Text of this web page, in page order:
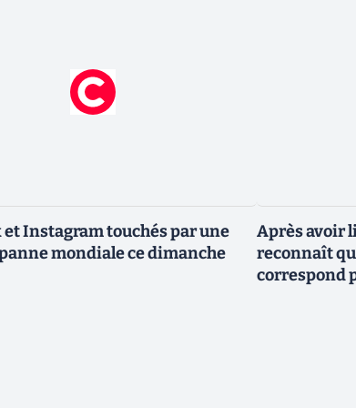
et Instagram touchés par une
mondiale ce dimanche
Après avoir
reconnaît
correspond